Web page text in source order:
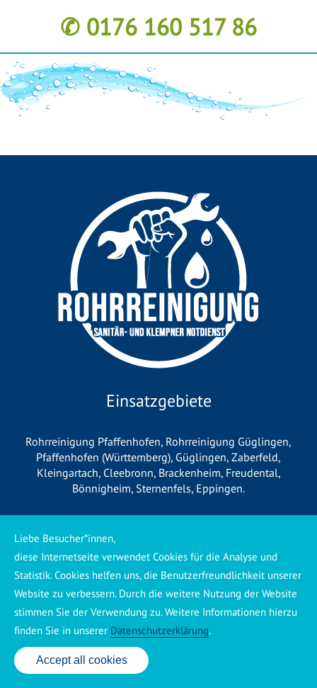
✆ 0176 160 517 86
Einsatzgebiete
Rohrreinigung Pfaffenhofen, Rohrreinigung Güglingen,
Pfaffenhofen (Württemberg), Güglingen, Zaberfeld,
Kleingartach, Cleebronn, Brackenheim, Freudental,
Bönnigheim, Sternenfels, Eppingen.
*Wichtige Information für unsere
Kunden*
Wir betreiben vor Ort keine eigene Niederlassung, sondern
arbeiten als mobiler Dienstleister. Unsere Einsätze werden
zentral koordiniert und durch eigene Mitarbeiter sowie
regionale Partnerbetriebe durchgeführt. Dadurch können wir
eine schnelle Verfügbarkeit und einen zuverlässigen 24/7-
24 Std. Service: ✆ 0176 160 517 86
Accept all cookies
Liebe Besucher*innen,
diese Internetseite verwendet Cookies für die Analyse und
Statistik. Cookies helfen uns, die Benutzerfreundlichkeit unserer
Website zu verbessern. Durch die weitere Nutzung der Website
stimmen Sie der Verwendung zu. Weitere Informationen hierzu
finden Sie in unserer Datenschutzerklärung.